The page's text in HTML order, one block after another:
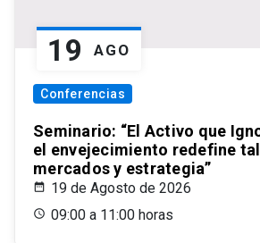
19 AGO
Conferencias
Seminario: “El Activo que
el envejecimiento redefine
mercados y estrategia”
19 de Agosto de 2026
09:00 a 11:00 horas